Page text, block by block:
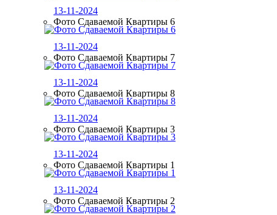
13-11-2024
Фото Сдаваемой Квартиры 6
13-11-2024
Фото Сдаваемой Квартиры 7
13-11-2024
Фото Сдаваемой Квартиры 8
13-11-2024
Фото Сдаваемой Квартиры 3
13-11-2024
Фото Сдаваемой Квартиры 1
13-11-2024
Фото Сдаваемой Квартиры 2